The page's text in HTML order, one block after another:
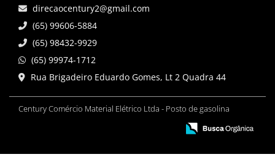
direcaocentury2@gmail.com
(65) 99606-5884
(65) 98432-9929
(65) 99974-1712
Rua Brigadeiro Eduardo Gomes, Lt 2 Quadra 44
Century Comércio Material Elétrico Ltda - Posto de gasolina